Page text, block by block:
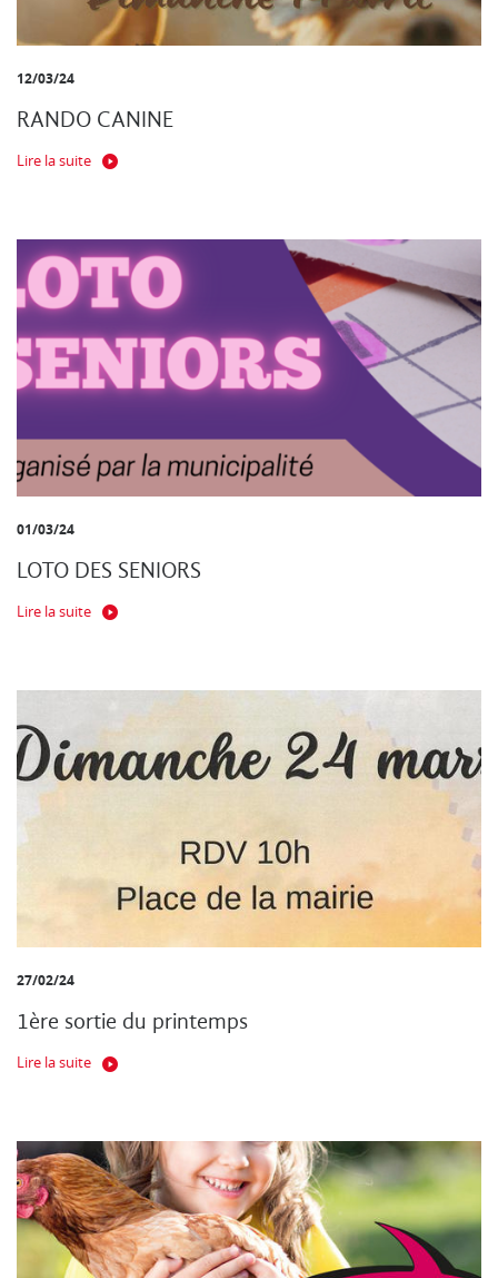
12/03/24
RANDO CANINE
Lire la suite
01/03/24
LOTO DES SENIORS
Lire la suite
27/02/24
1ère sortie du printemps
Lire la suite